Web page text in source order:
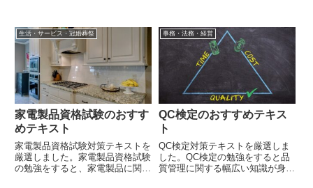
生活・サービス・冠婚葬祭
家電製品資格試験のおすす
めテキスト
家電製品資格試験対策テキストを
厳選しました。家電製品資格試験
の勉強をすると、家電製品に関す
事務・法務・経営
QC検定のおすすめテキス
ト
QC検定対策テキストを厳選しま
した。QC検定の勉強をすると品
質管理に関する幅広い知識が身に